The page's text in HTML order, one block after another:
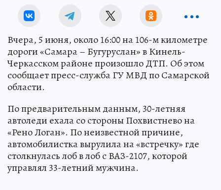
Вчера, 5 июня, около 16:00 на 106-м километре
дороги «Самара – Бугуруслан» в Кинель-
Черкасском районе произошло ДТП. Об этом
сообщает пресс-служба ГУ МВД по Самарской
области.
По предварительным данным, 30-летняя
автоледи ехала со стороны Похвистнево на
«Рено Логан». По неизвестной причине,
автомобилистка вырулила на «встречку» где
столкнулась лоб в лоб с ВАЗ-2107, которой
управлял 33-летний мужчина.